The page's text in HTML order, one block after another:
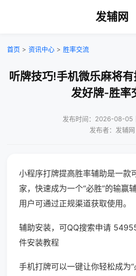
发辅网
首页 > 资讯中心 > 胜率交流
听牌技巧!手机微乐麻将
发好牌-胜率
发布时间：2026-08-05
发布者：发辅网
小程序打牌提高胜率辅助是一款
家，快速成为一个“必胜”的输赢
用户可通过正规渠道获取使用。
辅助安装，可QQ搜索申请
件安装教程
手机打牌可以一键让你轻松成为